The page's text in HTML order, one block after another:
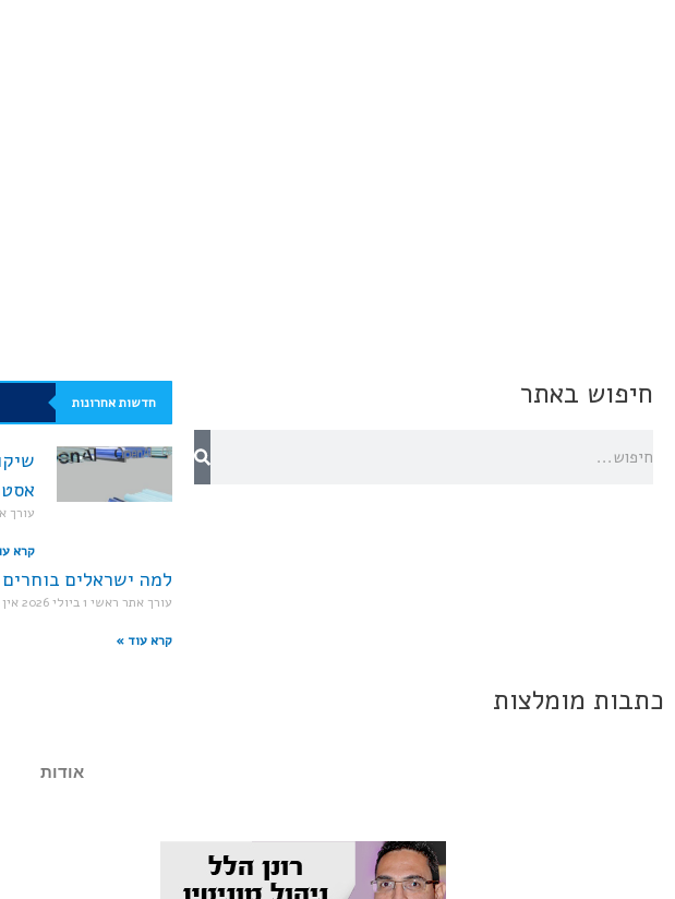
חיפוש באתר חדשות אחרונות
עורך
קרא
למה ישראלים
עורך אתר ראשי 1 ביולי 2026
קרא עוד »
כתבות מומלצות
אודות